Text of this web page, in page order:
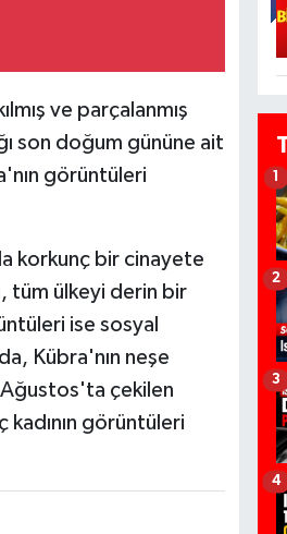
ve parçalanmış
son doğum gününe ait
görüntüleri
korkunç bir cinayete
tüm ülkeyi derin bir
ise sosyal
Kübra'nın neşe
Ağustos'ta çekilen
kadının görüntüleri
1
2
3
4